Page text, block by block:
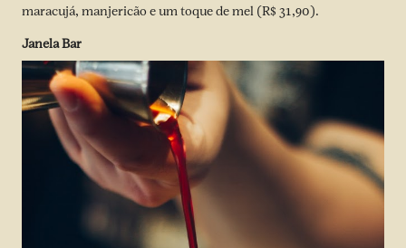
maracujá, manjericão e um toque de mel (R$ 31,90).
Janela Bar